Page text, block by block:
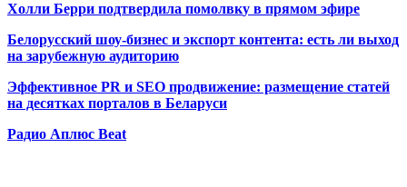
Холли Берри подтвердила помолвку в прямом эфире
Белорусский шоу-бизнес и экспорт контента: есть ли выход
на зарубежную аудиторию
Эффективное PR и SEO продвижение: размещение статей
на десятках порталов в Беларуси
Радио Аплюс Beat